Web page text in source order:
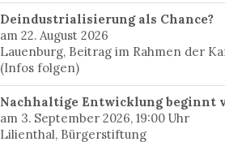
Deindustrialisierung als Chance?
am 22. August 2026
Lauenburg, Beitrag im Rahmen der
(Infos folgen)
Nachhaltige Entwicklung beginnt
am 3. September 2026, 19:00 Uhr
Lilienthal, Bürgerstiftung